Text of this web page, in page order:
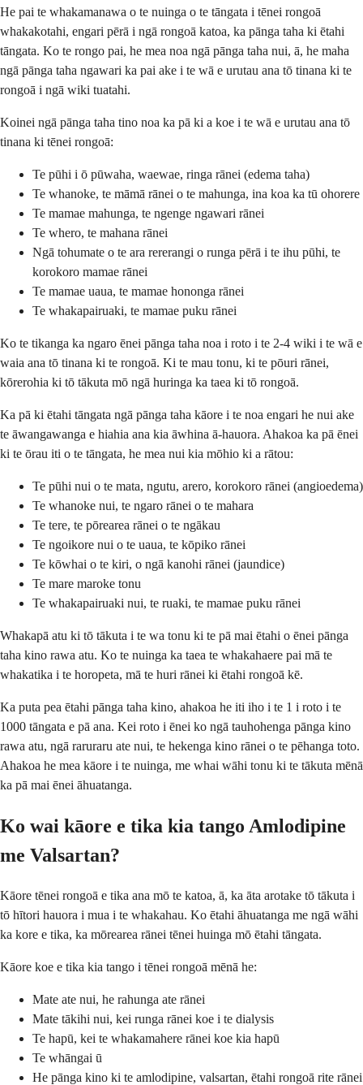
He pai te whakamanawa o te nuinga o te tāngata i tēnei rongoā
whakakotahi, engari pērā i ngā rongoā katoa, ka pānga taha ki ētahi
tāngata. Ko te rongo pai, he mea noa ngā pānga taha nui, ā, he maha
ngā pānga taha ngawari ka pai ake i te wā e urutau ana tō tinana ki te
rongoā i ngā wiki tuatahi.
Koinei ngā pānga taha tino noa ka pā ki a koe i te wā e urutau ana tō
tinana ki tēnei rongoā:
Te pūhi i ō pūwaha, waewae, ringa rānei (edema taha)
Te whanoke, te māmā rānei o te mahunga, ina koa ka tū ohorere
Te mamae mahunga, te ngenge ngawari rānei
Te whero, te mahana rānei
Ngā tohumate o te ara rererangi o runga pērā i te ihu pūhi, te
korokoro mamae rānei
Te mamae uaua, te mamae hononga rānei
Te whakapairuaki, te mamae puku rānei
Ko te tikanga ka ngaro ēnei pānga taha noa i roto i te 2-4 wiki i te wā e
waia ana tō tinana ki te rongoā. Ki te mau tonu, ki te pōuri rānei,
kōrerohia ki tō tākuta mō ngā huringa ka taea ki tō rongoā.
Ka pā ki ētahi tāngata ngā pānga taha kāore i te noa engari he nui ake
te āwangawanga e hiahia ana kia āwhina ā-hauora. Ahakoa ka pā ēnei
ki te ōrau iti o te tāngata, he mea nui kia mōhio ki a rātou:
Te pūhi nui o te mata, ngutu, arero, korokoro rānei (angioedema)
Te whanoke nui, te ngaro rānei o te mahara
Te tere, te pōrearea rānei o te ngākau
Te ngoikore nui o te uaua, te kōpiko rānei
Te kōwhai o te kiri, o ngā kanohi rānei (jaundice)
Te mare maroke tonu
Te whakapairuaki nui, te ruaki, te mamae puku rānei
Whakapā atu ki tō tākuta i te wa tonu ki te pā mai ētahi o ēnei pānga
taha kino rawa atu. Ko te nuinga ka taea te whakahaere pai mā te
whakatika i te horopeta, mā te huri rānei ki ētahi rongoā kē.
Ka puta pea ētahi pānga taha kino, ahakoa he iti iho i te 1 i roto i te
1000 tāngata e pā ana. Kei roto i ēnei ko ngā tauhohenga pānga kino
rawa atu, ngā raruraru ate nui, te hekenga kino rānei o te pēhanga toto.
Ahakoa he mea kāore i te nuinga, me whai wāhi tonu ki te tākuta mēnā
ka pā mai ēnei āhuatanga.
Ko wai kāore e tika kia tango Amlodipine
me Valsartan?
Kāore tēnei rongoā e tika ana mō te katoa, ā, ka āta arotake tō tākuta i
tō hītori hauora i mua i te whakahau. Ko ētahi āhuatanga me ngā wāhi
ka kore e tika, ka mōrearea rānei tēnei huinga mō ētahi tāngata.
Kāore koe e tika kia tango i tēnei rongoā mēnā he:
Mate ate nui, he rahunga ate rānei
Mate tākihi nui, kei runga rānei koe i te dialysis
Te hapū, kei te whakamahere rānei koe kia hapū
Te whāngai ū
He pānga kino ki te amlodipine, valsartan, ētahi rongoā rite rānei